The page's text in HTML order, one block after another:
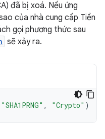
đã bị xoá. Nếu ứng
của nhà cung cấp Tiền
gọi phương thức sau
sẽ xảy ra.
"SHA1PRNG" , "Crypto" )